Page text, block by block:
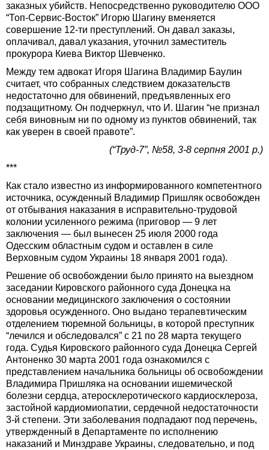
заказных убийств. Непосредственно руководителю ООО
“Топ-Сервис-Восток” Игорю Шагину вменяется
совершение 12-ти преступлений. Он давал заказы,
оплачивал, давал указания, уточнил заместитель
прокурора Киева Виктор Шевченко.
Между тем адвокат Игоря Шагина Владимир Баулин
считает, что собранных следствием доказательств
недостаточно для обвинений, предъявленных его
подзащитному. Он подчеркнул, что И. Шагин “не признал
себя виновным ни по одному из пунктов обвинений, так
как уверен в своей правоте”.
(“Труд-7”, №58, 3-8 серпня 2001 р.)
***
Как стало известно из информированного компетентного
источника, осужденный Владимир Пришляк освобожден
от отбывания наказания в исправительно-трудовой
колонии усиленного режима (приговор — 9 лет
заключения — был вынесен 25 июля 2000 года
Одесским областным судом и оставлен в силе
Верховным судом Украины 18 января 2001 года).
Решение об освобождении было принято на выездном
заседании Кировского районного суда Донецка на
основании медицинского заключения о состоянии
здоровья осужденного. Оно выдано терапевтическим
отделением тюремной больницы, в которой преступник
“лечился и обследовался” с 21 по 28 марта текущего
года. Судья Кировского районного суда Донецка Сергей
Антоненко 30 марта 2001 года ознакомился с
представлением начальника больницы об освобождении
Владимира Пришляка на основании ишемической
болезни сердца, атеросклеротического кардиосклероза,
застойной кардиомиопатии, сердечной недостаточности
3-й степени. Эти заболевания подпадают под перечень,
утвержденный в Департаменте по исполнению
наказаний и Минздраве Украины, следовательно, и под